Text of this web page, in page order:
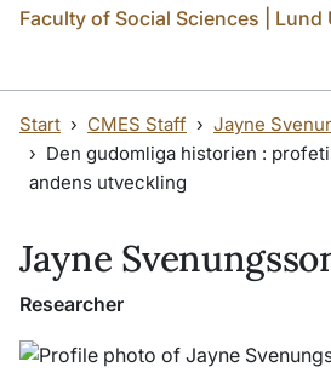
Faculty of Social Sciences | Lund
Start CMES Staff
Jayne
Den gudomliga historien :
andens utveckling
Jayne
Researcher